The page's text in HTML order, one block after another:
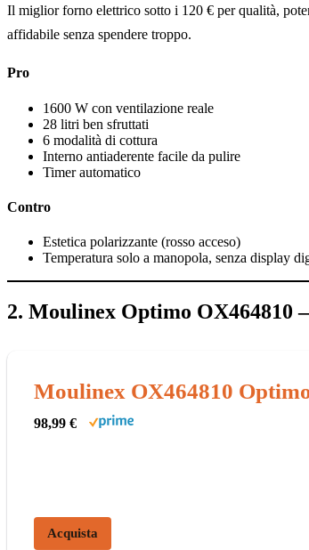
Il miglior forno elettrico sotto i 120 € per qualità,
affidabile senza spendere troppo.
Pro
1600 W con ventilazione reale
28 litri ben sfruttati
6 modalità di cottura
Interno antiaderente facile da pulire
Timer automatico
Contro
Estetica polarizzante (rosso acceso)
Temperatura solo a manopola, senza display
2. Moulinex Optimo OX464810
Moulinex OX464810
98,99 €
Acquista